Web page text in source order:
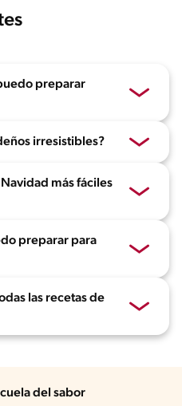
preparar
irresistibles?
más fáciles
preparar para
las recetas de
del sabor